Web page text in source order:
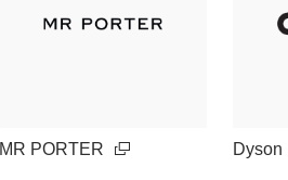
MR PORTER Dyson